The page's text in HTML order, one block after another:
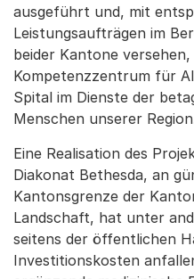
ausgeführt und, mit
Leistungsaufträgen im
beider Kantone
Kompetenzzentrum für
Spital im Dienste der
Menschen unserer
Eine Realisation des
Diakonat Bethesda, an
Kantonsgrenze der
Landschaft, hat unter
seitens der öffentlichen
Investitionskosten